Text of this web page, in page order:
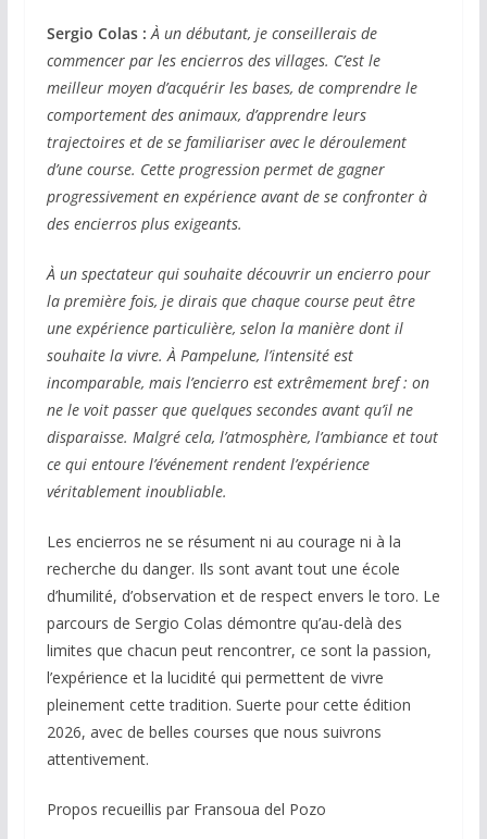
Sergio Colas : À un débutant, je conseillerais de
commencer par les encierros des villages. C’est le
meilleur moyen d’acquérir les bases, de comprendre le
comportement des animaux, d’apprendre leurs
trajectoires et de se familiariser avec le déroulement
d’une course. Cette progression permet de gagner
progressivement en expérience avant de se confronter à
des encierros plus exigeants.
À un spectateur qui souhaite découvrir un encierro pour
la première fois, je dirais que chaque course peut être
une expérience particulière, selon la manière dont il
souhaite la vivre. À Pampelune, l’intensité est
incomparable, mais l’encierro est extrêmement bref : on
ne le voit passer que quelques secondes avant qu’il ne
disparaisse. Malgré cela, l’atmosphère, l’ambiance et tout
ce qui entoure l’événement rendent l’expérience
véritablement inoubliable.
Les encierros ne se résument ni au courage ni à la
recherche du danger. Ils sont avant tout une école
d’humilité, d’observation et de respect envers le toro. Le
parcours de Sergio Colas démontre qu’au-delà des
limites que chacun peut rencontrer, ce sont la passion,
l’expérience et la lucidité qui permettent de vivre
pleinement cette tradition. Suerte pour cette édition
2026, avec de belles courses que nous suivrons
attentivement.
Propos recueillis par Fransoua del Pozo